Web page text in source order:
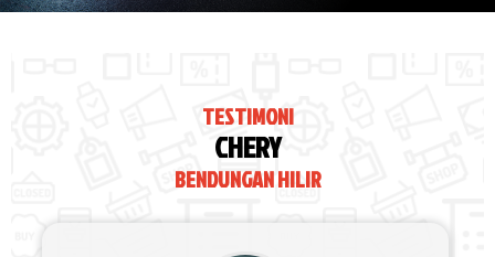
TESTIMONI
CHERY
BENDUNGAN HILIR